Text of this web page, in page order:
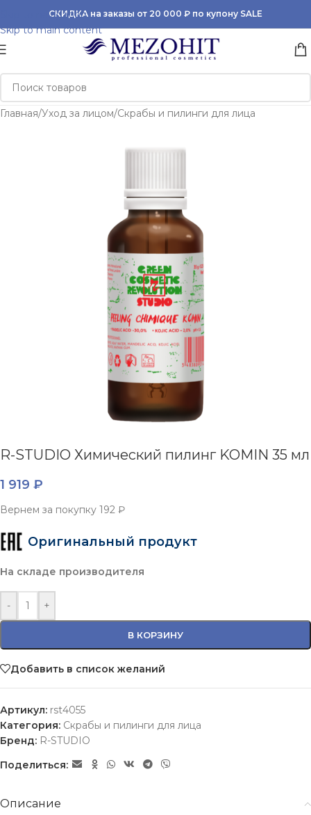
Skip to navigation
Skip to main content
СКИДКА на заказы от 20 000 ₽ по купону SALE
Главная/Уход за лицом/Скрабы и пилинги для лица
R-STUDIO Химический пилинг KOMIN 35 мл
1 919 ₽
Вернем за покупку 192 ₽
Оригинальный продукт
На складе производителя
- +
В КОРЗИНУ
Добавить в список желаний
Артикул: rst4055
Категория: Скрабы и пилинги для лица
Бренд: R-STUDIO
Поделиться:
Описание